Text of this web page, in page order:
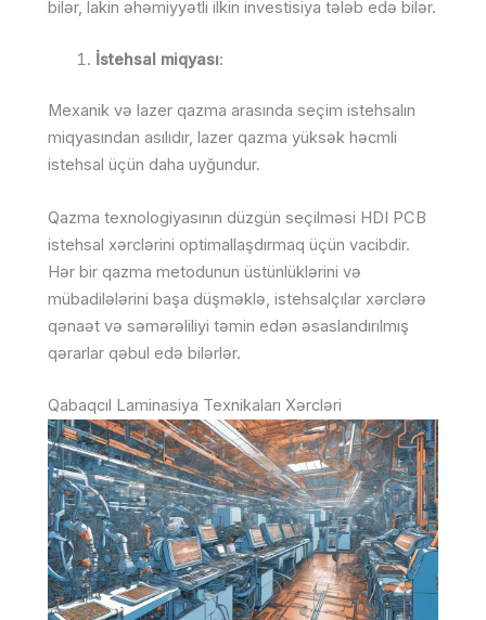
bilər, lakin əhəmiyyətli ilkin investisiya tələb edə bilər.
İstehsal miqyası:
Mexanik və lazer qazma arasında seçim istehsalın
miqyasından asılıdır, lazer qazma yüksək həcmli
istehsal üçün daha uyğundur.
Qazma texnologiyasının düzgün seçilməsi HDI PCB
istehsal xərclərini optimallaşdırmaq üçün vacibdir.
Hər bir qazma metodunun üstünlüklərini və
mübadilələrini başa düşməklə, istehsalçılar xərclərə
qənaət və səmərəliliyi təmin edən əsaslandırılmış
qərarlar qəbul edə bilərlər.
Qabaqcıl Laminasiya Texnikaları Xərcləri